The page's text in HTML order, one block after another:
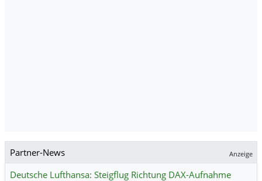
Partner-News Anzeige
Deutsche Lufthansa: Steigflug Richtung DAX-Aufnahme